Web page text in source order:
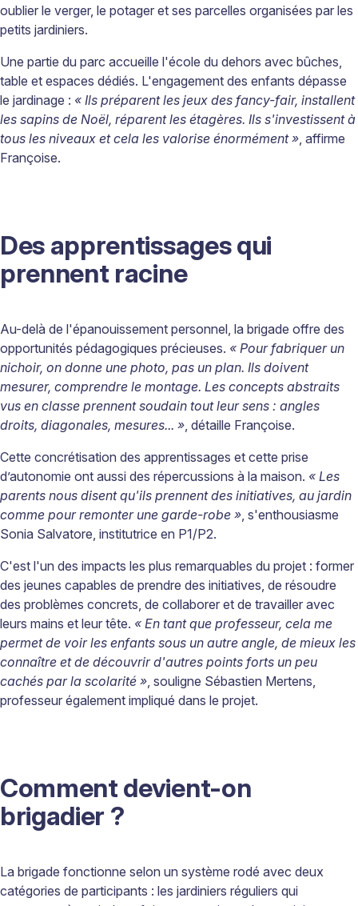
oublier le verger, le potager et ses parcelles organisées par les
petits jardiniers.
Une partie du parc accueille l'école du dehors avec bûches,
table et espaces dédiés. L'engagement des enfants dépasse
le jardinage : « Ils préparent les jeux des fancy-fair, installent
les sapins de Noël, réparent les étagères. Ils s'investissent à
tous les niveaux et cela les valorise énormément » , affirme
Françoise.
Des apprentissages qui
prennent racine
Au-delà de l'épanouissement personnel, la brigade offre des
opportunités pédagogiques précieuses. « Pour fabriquer un
nichoir, on donne une photo, pas un plan. Ils doivent
mesurer, comprendre le montage. Les concepts abstraits
vus en classe prennent soudain tout leur sens : angles
droits, diagonales, mesures... » , détaille Françoise.
Cette concrétisation des apprentissages et cette prise
d’autonomie ont aussi des répercussions à la maison. « Les
parents nous disent qu'ils prennent des initiatives, au jardin
comme pour remonter une garde-robe » , s'enthousiasme
Sonia Salvatore, institutrice en P1/P2.
C'est l'un des impacts les plus remarquables du projet : former
des jeunes capables de prendre des initiatives, de résoudre
des problèmes concrets, de collaborer et de travailler avec
leurs mains et leur tête. « En tant que professeur, cela me
permet de voir les enfants sous un autre angle, de mieux les
connaître et de découvrir d'autres points forts un peu
cachés par la scolarité » , souligne Sébastien Mertens,
professeur également impliqué dans le projet.
Comment devient-on
brigadier ?
La brigade fonctionne selon un système rodé avec deux
catégories de participants : les jardiniers réguliers qui